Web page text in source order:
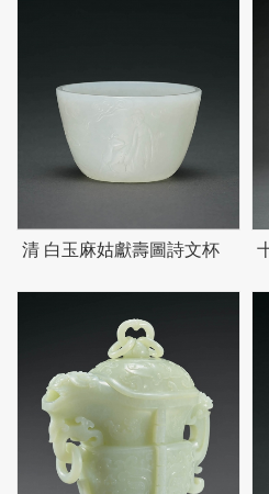
清 白玉麻姑獻壽圖詩文杯